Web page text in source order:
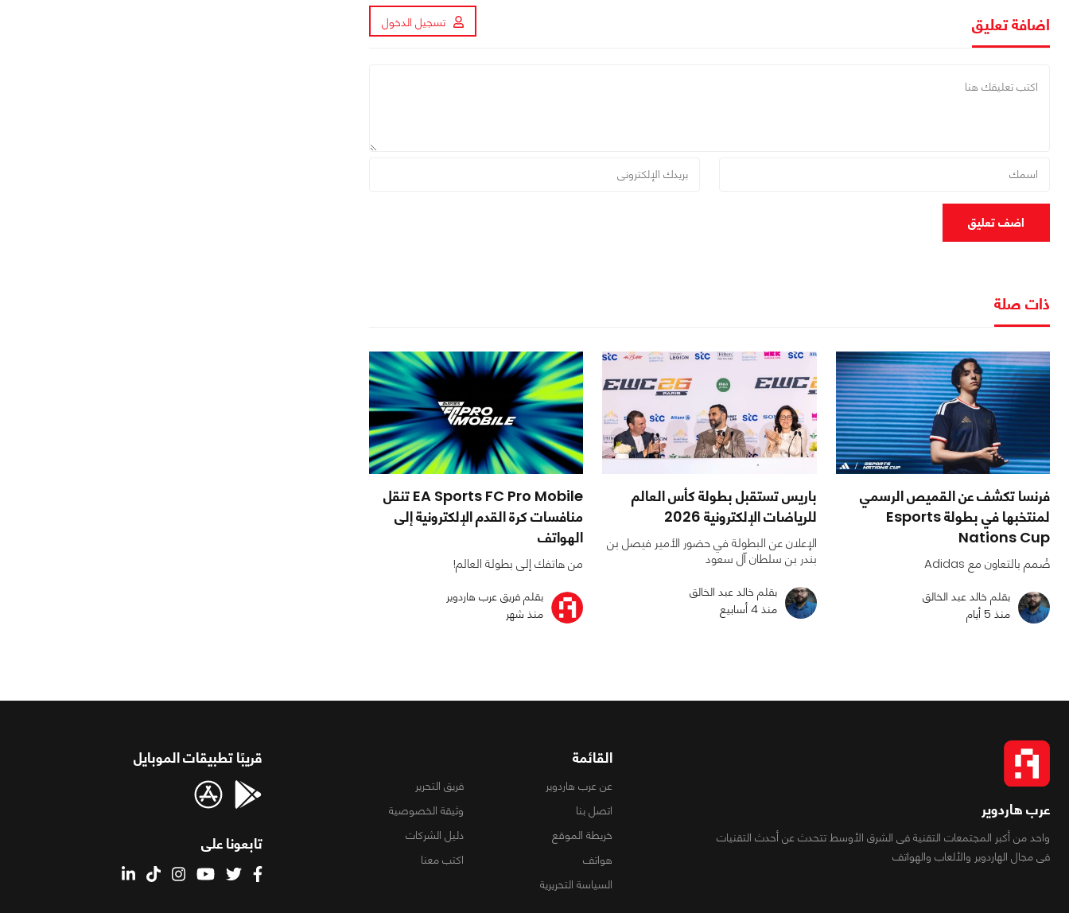
اضافة تعليق تسجيل الدخول
اضف تعليق
ذات صلة
فرنسا تكشف عن القميص الرسمي
لمنتخبها في بطولة Esports
Nations Cup
صُمم بالتعاون مع Adidas
بقلم خالد عبد الخالق
منذ 5 أيام
باريس تستقبل بطولة كأس العالم
للرياضات الإلكترونية 2026
الإعلان عن البطولة في حضور الأمير فيصل بن
بندر بن سلطان آل سعود
بقلم خالد عبد الخالق
منذ 4 أسابيع
EA Sports FC Pro Mobile تنقل
منافسات كرة القدم الإلكترونية إلى
الهواتف
من هاتفك إلى بطولة العالم!
بقلم فريق عرب هاردوير
منذ شهر
عرب هاردوير
واحد من أكبر المجتمعات التقنية فى الشرق الأوسط تتحدث عن أحدث التقنيات
فى مجال الهاردوير والألعاب والهواتف
القائمة
عن عرب هاردوير
فريق التحرير
اتصل بنا
وثيقة الخصوصية
خريطة الموقع
دليل الشركات
هواتف
اكتب معنا
السياسة التحريرية
قريبًا تطبيقات الموبايل
تابعونا على